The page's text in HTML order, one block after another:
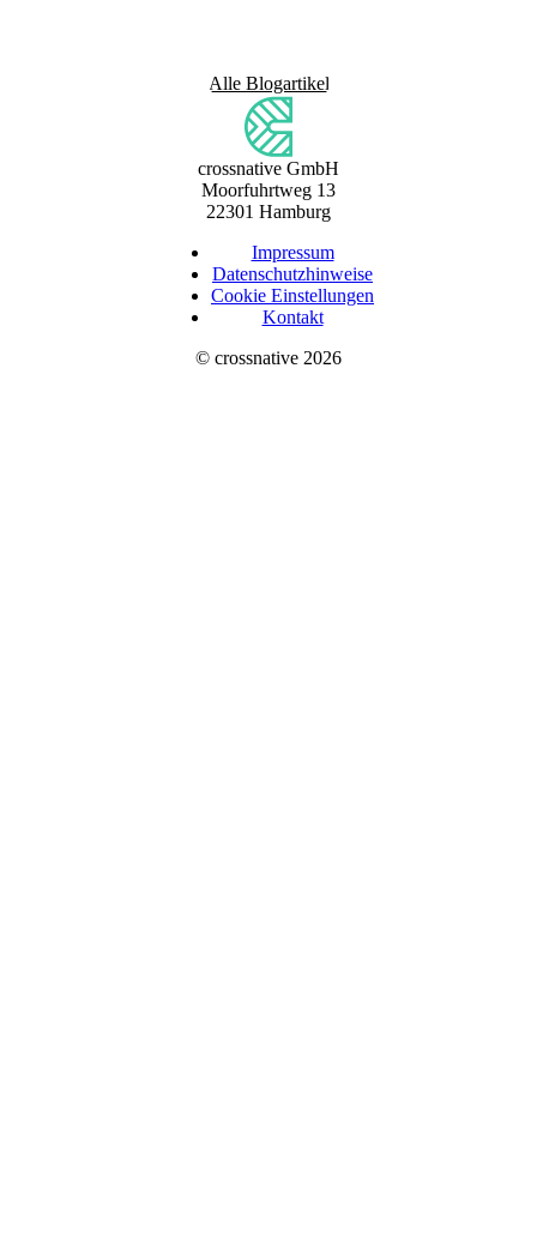
Alle Blogartikel
crossnative GmbH
Moorfuhrtweg 13
22301 Hamburg
Impressum
Datenschutzhinweise
Cookie Einstellungen
Kontakt
© crossnative 2026